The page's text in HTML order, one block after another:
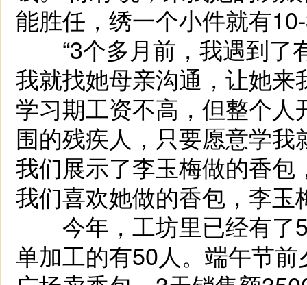
能胜任，绣一个小件就有
“3个多月前，我遇到了
我就找她母亲沟通，让她
学习期工资不高，但整个
围的残疾人，只要愿意学我
我们展示了李玉梅做的香包
我们喜欢她做的香包，李玉
今年，工坊里已经有了5
单加工的有50人。端午节